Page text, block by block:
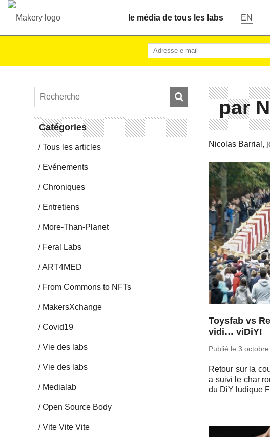
le média de tous les labs EN
Ca­té­go­ries
Tous les articles
Evé­ne­ments
Chro­niques
En­tre­tiens
More-Than-Pla­net
Feral Labs
ART4MED
From Commons to NFTs
Ma­kersX­change
Covid19
Vie des labs
Vie des labs
Me­dia­lab
Open Source Body
Vite Vite Vite
par
Nicolas Barrial ,
Toysfab vs
vidi… viDiY!
Publié le3
Retour sur la
a suivi le char
du DiY ludique